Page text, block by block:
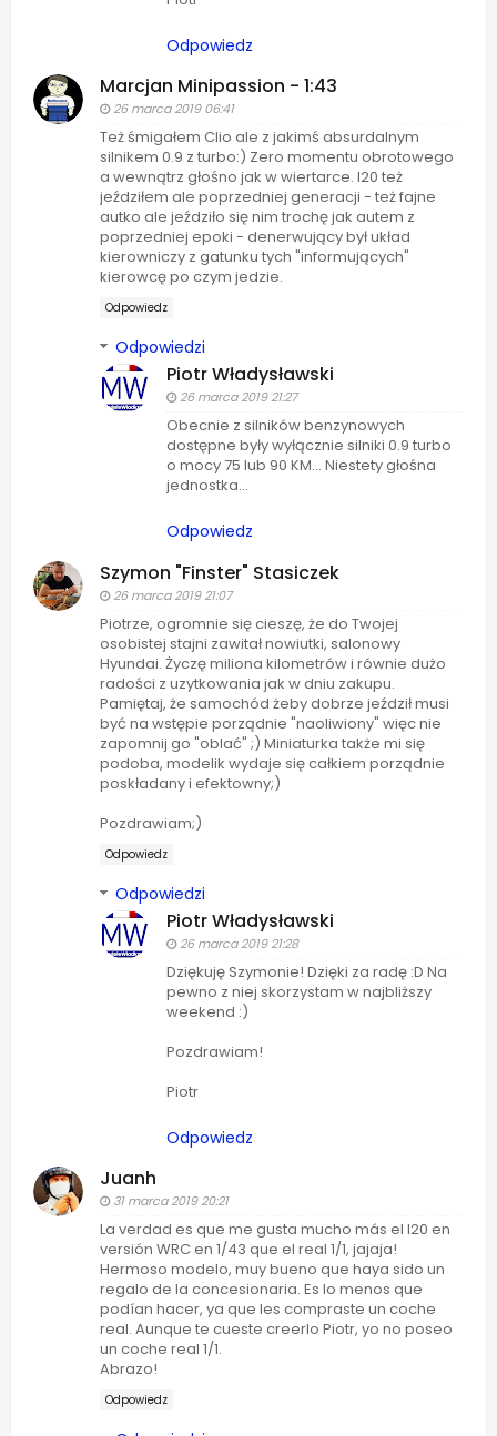
Odpowiedz
Marcjan Minipassion - 1:43
26 marca 2019 06:41
Też śmigałem Clio ale z jakimś absurdalnym
silnikem 0.9 z turbo:) Zero momentu obrotowego
a wewnątrz głośno jak w wiertarce. I20 też
jeździłem ale poprzedniej generacji - też fajne
autko ale jeździło się nim trochę jak autem z
poprzedniej epoki - denerwujący był układ
kierowniczy z gatunku tych "informujących"
kierowcę po czym jedzie.
Odpowiedz
Odpowiedzi
Piotr Władysławski
26 marca 2019 21:27
Obecnie z silników benzynowych
dostępne były wyłącznie silniki 0.9 turbo
o mocy 75 lub 90 KM... Niestety głośna
jednostka...
Odpowiedz
Szymon "Finster" Stasiczek
26 marca 2019 21:07
Piotrze, ogromnie się cieszę, że do Twojej
osobistej stajni zawitał nowiutki, salonowy
Hyundai. Życzę miliona kilometrów i równie dużo
radości z uzytkowania jak w dniu zakupu.
Pamiętaj, że samochód żeby dobrze jeździł musi
być na wstępie porządnie "naoliwiony" więc nie
zapomnij go "oblać" ;) Miniaturka także mi się
podoba, modelik wydaje się całkiem porządnie
poskładany i efektowny;)
Pozdrawiam;)
Odpowiedz
Odpowiedzi
Piotr Władysławski
26 marca 2019 21:28
Dziękuję Szymonie! Dzięki za radę :D Na
pewno z niej skorzystam w najbliższy
weekend :)
Pozdrawiam!
Piotr
Odpowiedz
Juanh
31 marca 2019 20:21
La verdad es que me gusta mucho más el I20 en
versión WRC en 1/43 que el real 1/1, jajaja!
Hermoso modelo, muy bueno que haya sido un
regalo de la concesionaria. Es lo menos que
podían hacer, ya que les compraste un coche
real. Aunque te cueste creerlo Piotr, yo no poseo
un coche real 1/1.
Abrazo!
Odpowiedz